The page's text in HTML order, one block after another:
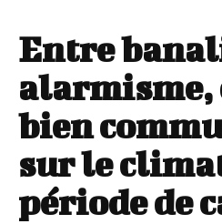
Entre
alarmisme,
bien
sur le
période de